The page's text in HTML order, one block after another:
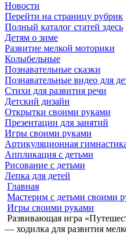
Новости
Перейти на страницу рубрик
Полный каталог статей здесь
Детям о зиме
Развитие мелкой моторики
Колыбельные
Познавательные сказки
Познавательные видео для
Стихи для развития речи
Детский дизайн
Открытки своими руками
Презентации для занятий
Игры своими руками
Артикуляционная
Аппликация с детьми
Рисование с детьми
Лепка для детей
Главная
Мастерим с детьми своими
Игры своими руками
Развивающая игра
— ходилка для развития